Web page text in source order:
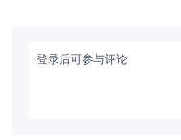
登录后可参与评论